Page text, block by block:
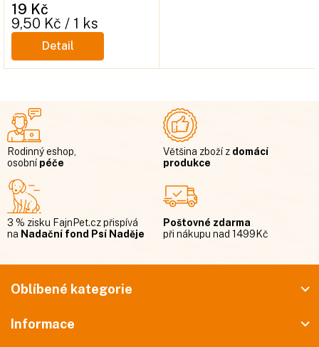
19 Kč
Měrná
cena:
9,50 Kč / 1 ks
Detail
Rodinný eshop,
osobní péče
Většina zboží z domácí
produkce
3 % zisku FajnPet.cz přispívá
na Nadační fond Psí Naděje
Poštovné zdarma
při nákupu nad 1499Kč
Oblíbené kategorie
Informace